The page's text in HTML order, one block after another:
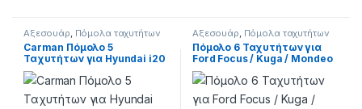
Αξεσουάρ Πόμολα ταχυτήτων
Carman Πόμολο 5
Ταχυτήτων για Hyundai i20
/ i30 Μαύρο
Αξεσουάρ Πόμολα ταχυτήτων
Πόμολο 6 Ταχυτήτων για
Ford Focus / Kuga / Mondeo
/ S-Max / Transit Custom
Μαύρο